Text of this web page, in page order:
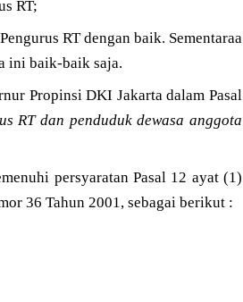
RT;
RT dengan baik. Sementaraa
ini baik-baik saja.
Propinsi DKI Jakarta dalam Pasal
RT dan penduduk dewasa anggota
persyaratan Pasal 12 ayat (1)
36 Tahun 2001, sebagai berikut :